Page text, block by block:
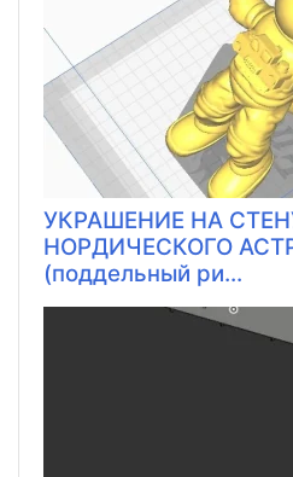
УКРАШЕНИЕ НА
НОРДИЧЕСКОГО
(поддельный ри...